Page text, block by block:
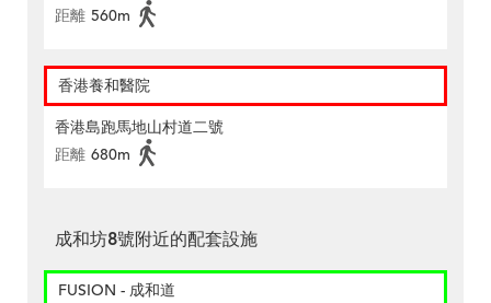
距離 560m
香港養和醫院
香港島跑馬地山村道二號
距離 680m
成和坊8號附近的配套設施
FUSION - 成和道